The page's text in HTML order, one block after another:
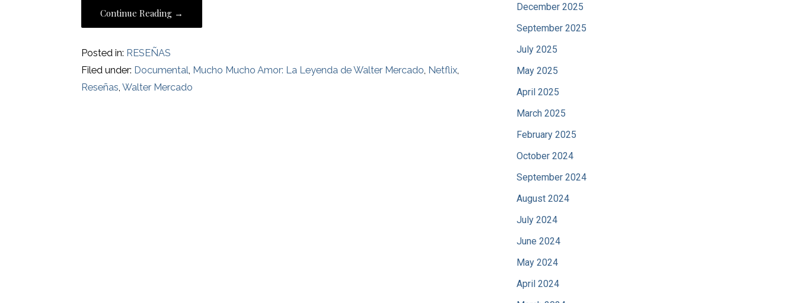
Continue Reading →
Posted in: RESEÑAS
Filed under: Documental, Mucho Mucho Amor: La Leyenda de Walter Mercado, Netflix,
Reseñas,Walter Mercado
December 2025
September 2025
July 2025
May 2025
April 2025
March 2025
February 2025
October 2024
September 2024
August 2024
July 2024
June 2024
May 2024
April 2024